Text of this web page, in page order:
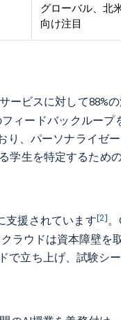
グローバル、北
向け注目
ービスに対して88%
ードバックループ
り、パーソナライゼ
学生を特定するため
支援されています[2]
ラウドは資本障壁を
立ち上げ、試験シ